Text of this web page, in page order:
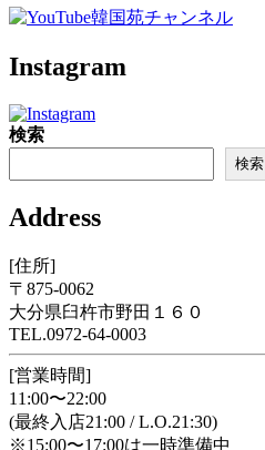
Instagram
検索
検索
Address
[住所]
〒875-0062
大分県臼杵市野田１６０
TEL.0972-64-0003
[営業時間]
11:00〜22:00
(最終入店21:00 / L.O.21:30)
※15:00〜17:00は一時準備中